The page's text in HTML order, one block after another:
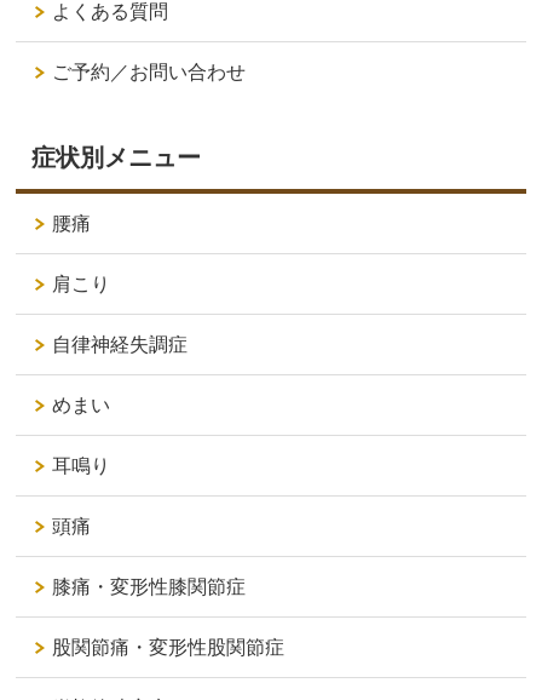
よくある質問
ご予約／お問い合わせ
症状別メニュー
腰痛
肩こり
自律神経失調症
めまい
耳鳴り
頭痛
膝痛・変形性膝関節症
股関節痛・変形性股関節症